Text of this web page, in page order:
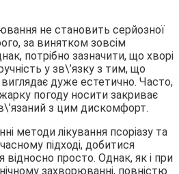
не становить серйозної
за винятком зовсім
потрібно зазначити, що хворі
у зв\’язку з тим, що
виглядає дуже естетично. Часто,
погоду носити закриває
з цим дискомфорт.
методи лікування псоріазу та
підході, добитися
відносно просто. Однак, як і при
захворюванні, повністю